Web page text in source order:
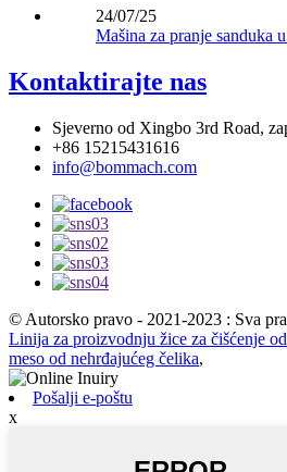
24/07/25
Mašina za pranje sanduka
Kontaktirajte nas
Sjeverno od Xingbo 3rd Road,
+86 15215431616
info@bommach.com
© Autorsko pravo - 2021-2023 : Sva
Linija za proizvodnju žice za čišćenje
meso od nehrđajućeg čelika,
Pošalji e-poštu
x